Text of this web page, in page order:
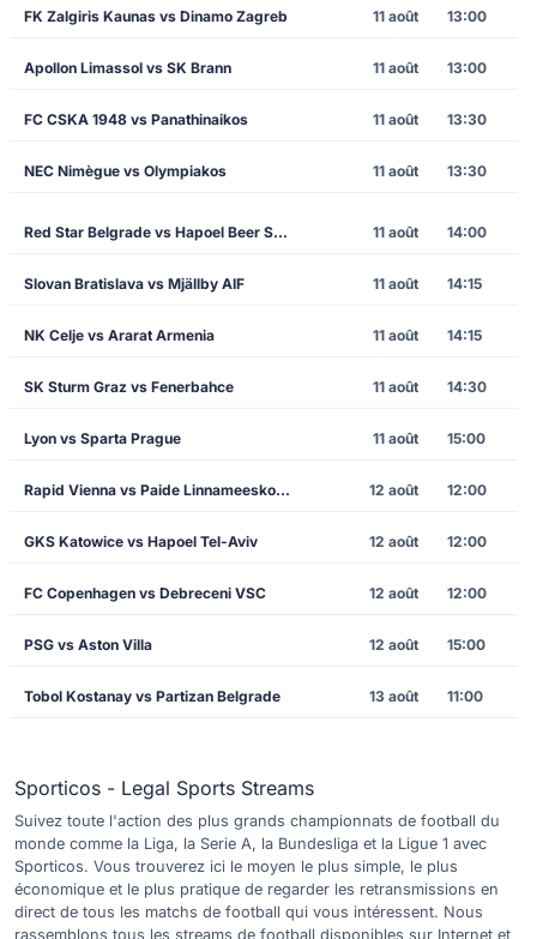
FK Zalgiris Kaunas vs Dinamo Zagreb 11 août 13:00
Apollon Limassol vs SK Brann 11 août 13:00
FC CSKA 1948 vs Panathinaikos 11 août 13:30
NEC Nimègue vs Olympiakos 11 août 13:30
Red Star Belgrade vs Hapoel Beer Sheva 11 août 14:00
Slovan Bratislava vs Mjällby AIF 11 août 14:15
NK Celje vs Ararat Armenia 11 août 14:15
SK Sturm Graz vs Fenerbahce 11 août 14:30
Lyon vs Sparta Prague 11 août 15:00
Rapid Vienna vs Paide Linnameeskond 12 août 12:00
GKS Katowice vs Hapoel Tel-Aviv 12 août 12:00
FC Copenhagen vs Debreceni VSC 12 août 12:00
PSG vs Aston Villa 12 août 15:00
Tobol Kostanay vs Partizan Belgrade 13 août 11:00
Sporticos - Legal Sports Streams
Suivez toute l'action des plus grands championnats de football du
monde comme la Liga, la Serie A, la Bundesliga et la Ligue 1 avec
Sporticos. Vous trouverez ici le moyen le plus simple, le plus
économique et le plus pratique de regarder les retransmissions en
direct de tous les matchs de football qui vous intéressent. Nous
rassemblons tous les streams de football disponibles sur Internet et